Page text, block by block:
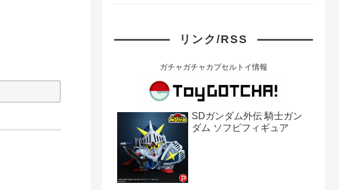
15日〜。
リンク/RSS
ガチャガチャカプセルトイ情報
SDガンダム外伝 騎士ガン
ダム ソフビフィギュア